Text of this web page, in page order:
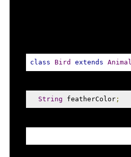
class Bird extends Animal
String featherColor;